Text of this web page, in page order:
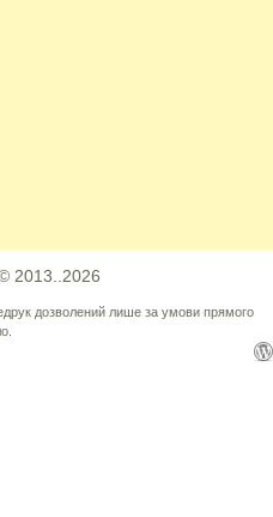
2013..2026
дозволений лише за умови прямого